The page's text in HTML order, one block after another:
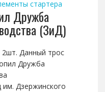
стартера
Дружба
(ЗиД)
2шт. Данный трос
Дружба
Дзержинского